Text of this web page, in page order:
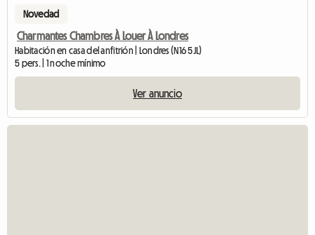
Novedad
Charmantes Chambres À Louer À Londres
Habitación en casa del anfitrión | Londres (N16 5JL)
5 pers. | 1 noche mínimo
Ver anuncio